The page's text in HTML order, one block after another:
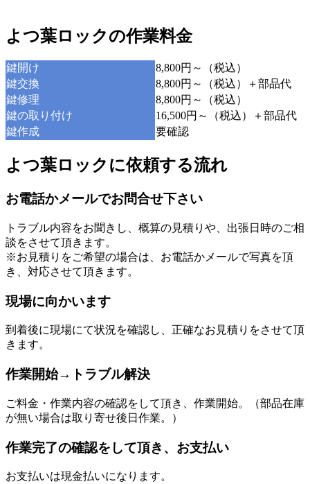
よつ葉ロックの作業料金
鍵開け
8,800円～（税込）
鍵交換
8,800円～（税込）＋部品代
鍵修理
8,800円～（税込）
鍵の取り付け
16,500円～（税込）＋部品代
鍵作成
要確認
よつ葉ロックに依頼する流れ
お電話かメールでお問合せ下さい
トラブル内容をお聞きし、概算の見積りや、出張日時のご相
談をさせて頂きます。
※お見積りをご希望の場合は、お電話かメールで写真を頂
き、対応させて頂きます。
現場に向かいます
到着後に現場にて状況を確認し、正確なお見積りをさせて頂
きます。
作業開始→トラブル解決
ご料金・作業内容の確認をして頂き、作業開始。（部品在庫
が無い場合は取り寄せ後日作業。）
作業完了の確認をして頂き、お支払い
お支払いは現金払いになります。